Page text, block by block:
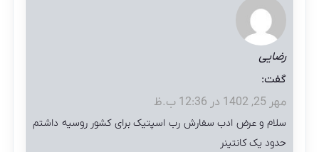
رضایی
گفت:
مهر 25, 1402 در 12:36 ب.ظ
سلام و عرض ادب سفارش رب اسپتیک برای کشور روسیه داشتم
حدود یک کانتینر